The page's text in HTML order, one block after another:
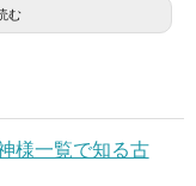
む
様一覧で知る古